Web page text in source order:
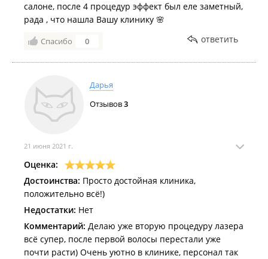
салоне, после 4 процедур эффект был еле заметный,
рада , что нашла Вашу клинику 🌸
Спасибо 0 ответить
Дарья
Отзывов3
21 июня 2021 г.
Оценка:
Достоинства: Просто достойная клиника,
положительно всё!)
Недостатки: Нет
Комментарий: Делаю уже вторую процедуру лазера
всё супер, после первой волосы перестали уже
почти расти) Очень уютно в клинике, персонал так